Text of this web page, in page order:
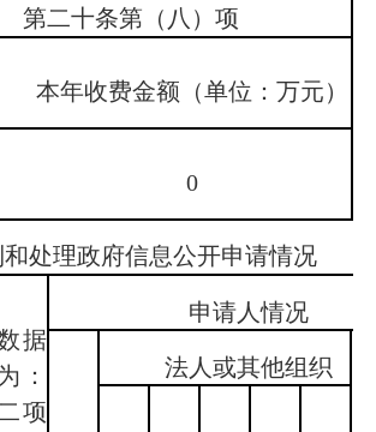
二十条第（八）项
本年收费金额（单位：万元）
0
处理政府信息公开申请情况
据
：
项
申请人情况
法人或其他组织